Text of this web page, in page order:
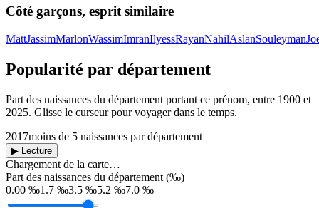
Côté garçons, esprit similaire
MattJassimMarlonWassimImranIlyessRayanNahilAslanSouleyman
Popularité par département
Part des naissances du département portant ce prénom, entre 1900 et
2025. Glisse le curseur pour voyager dans le temps.
2017moins de 5 naissances par département
▶ Lecture
Chargement de la carte…
Part des naissances du département (‰)
0.00 ‰1.7 ‰3.5 ‰5.2 ‰7.0 ‰